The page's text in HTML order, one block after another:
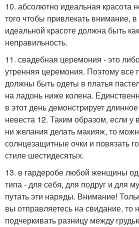
10. абсолютно идеальная красота
того чтобы привлекать внимание,
идеальной красоте должна быть
неправильность.
11. свадебная церемония - это
утренняя церемония. Поэтому
должны быть одеты в платья
на ладонь ниже колена.
в этот день демонстрирует
невеста 12. Таким образом, если у
ни желания делать макияж, то
солнцезащитные очки и повязать
стиле шестидесятых.
13. в гардеробе любой женщины
типа - для себя, для подруг и для
путать эти наряды. Внимание!
вы отправляетесь на свидание, то
подчеркивать разницу между